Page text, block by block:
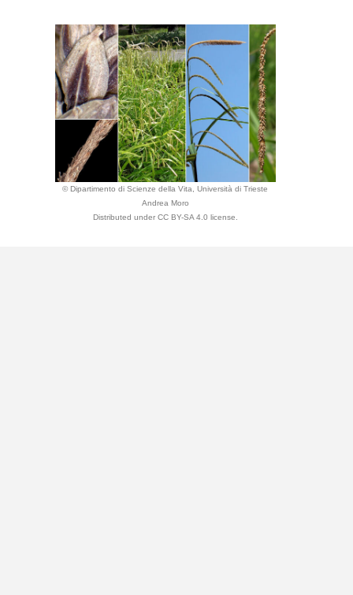
© Dipartimento di Scienze della Vita, Università di Trieste
Andrea Moro
Distributed under CC BY-SA 4.0 license.